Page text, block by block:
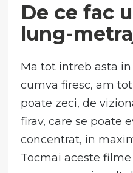
De ce fac
lung-
Ma tot intreb asta
cumva firesc, am
poate zeci, de
firav, care se poate
concentrat, in
Tocmai aceste